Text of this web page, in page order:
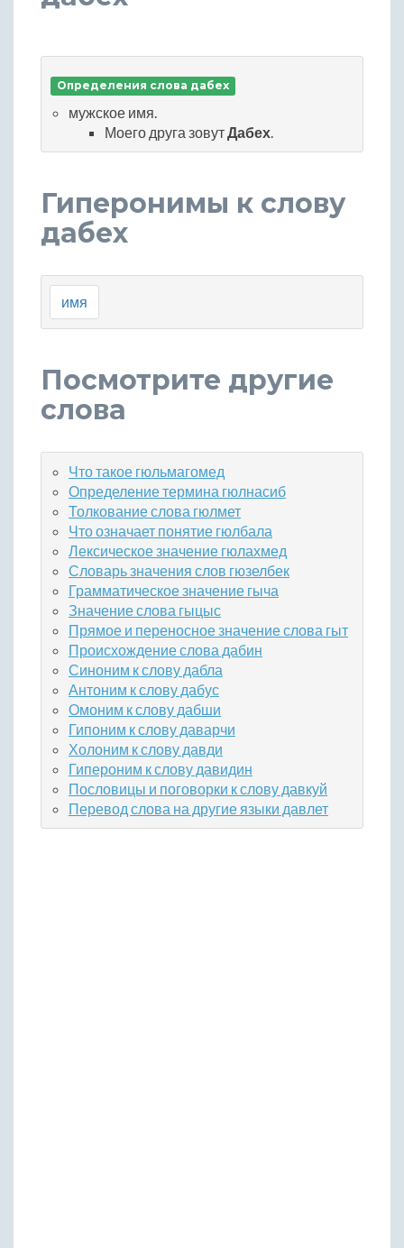
Определения слова дабех
мужское имя.
Моего друга зовутДабех.
Гиперонимы к слову
дабех
имя
Посмотрите другие
слова
Что такое гюльмагомед
Определение термина гюлнасиб
Толкование слова гюлмет
Что означает понятие гюлбала
Лексическое значение гюлахмед
Словарь значения слов гюзелбек
Грамматическое значение гыча
Значение слова гыцыс
Прямое и переносное значение слова гыт
Происхождение слова дабин
Синоним к слову дабла
Антоним к слову дабус
Омоним к слову дабши
Гипоним к слову даварчи
Холоним к слову давди
Гипероним к слову давидин
Пословицы и поговорки к слову давкуй
Перевод слова на другие языки давлет